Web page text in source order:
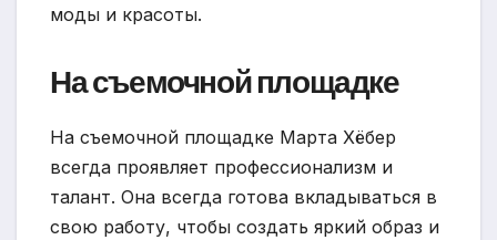
моды и красоты.
На съемочной площадке
На съемочной площадке Марта Хёбер
всегда проявляет профессионализм и
талант. Она всегда готова вкладываться в
свою работу, чтобы создать яркий образ и